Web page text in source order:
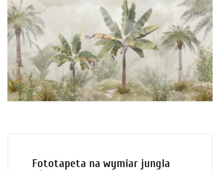
Fototapeta na wymiar jungla